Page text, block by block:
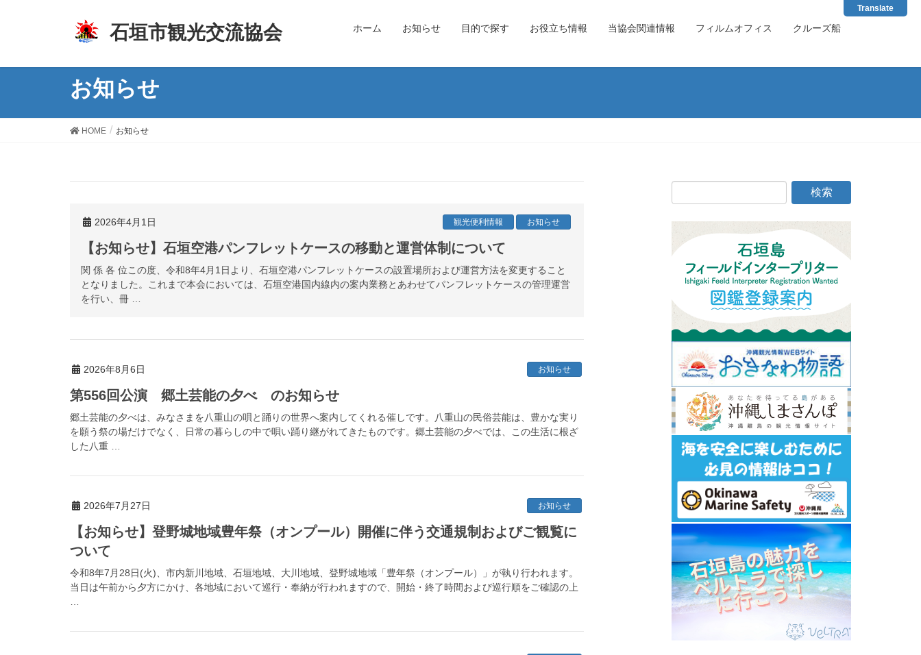
石垣市観光交流協会 ホーム お知らせ 目的で探す お役立ち情報 当協会関連情報 フィルムオフィス クルーズ船
お知らせ
HOME お知らせ
2026年4月1日 お知らせ
観光便利情報
【お知らせ】石垣空港パンフレットケースの移動と運営体制について
関 係 各 位この度、令和8年4月1日より、石垣空港パンフレットケースの設置場所および運営方法を変更すること
となりました。これまで本会においては、石垣空港国内線内の案内業務とあわせてパンフレットケースの管理運営
を行い、冊 …
2026年8月6日 お知らせ
第556回公演 郷土芸能の夕べ のお知らせ
郷土芸能の夕べは、みなさまを八重山の唄と踊りの世界へ案内してくれる催しです。八重山の民俗芸能は、豊かな実り
を願う祭の場だけでなく、日常の暮らしの中で唄い踊り継がれてきたものです。郷土芸能の夕べでは、この生活に根ざ
した八重 …
2026年7月27日 お知らせ
【お知らせ】登野城地域豊年祭（オンプール）開催に伴う交通規制およびご観覧に
ついて
令和8年7月28日(火)、市内新川地域、石垣地域、大川地域、登野城地域「豊年祭（オンプール）」が執り行われます。
当日は午前から夕方にかけ、各地域において巡行・奉納が行われますので、開始・終了時間および巡行順をご確認の上
Translate